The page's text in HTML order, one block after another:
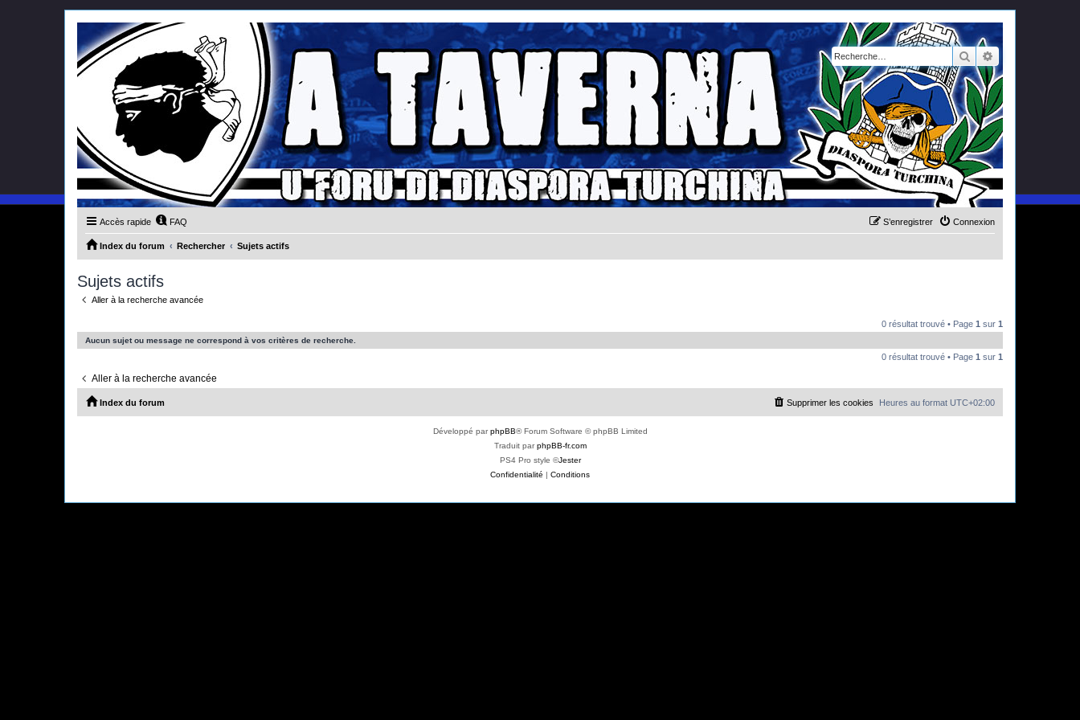
Rechercher
Accès rapide FAQ Connexion
S’enregistrer
Index du forum Rechercher Sujets actifs
Sujets actifs
Aller à la recherche avancée
0 résultat trouvé • Page 1 sur 1
Aucun sujet ou message ne correspond à vos critères de recherche.
0 résultat trouvé • Page 1 sur 1
Aller à la recherche avancée
Index du forum Heures au format UTC+02:00
Supprimer les cookies
Développé parphpBB® Forum Software © phpBB Limited
Traduit parphpBB-fr.com
PS4 Pro style ©Jester
Confidentialité | Conditions